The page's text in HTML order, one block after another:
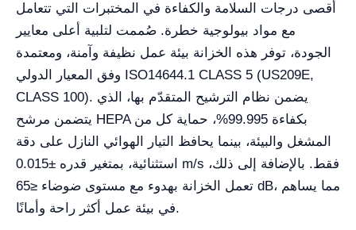
أقصى درجات السلامة والكفاءة في المختبرات التي تتعامل
مع مواد بيولوجية خطرة. صُممت لتلبية أعلى معايير
الجودة، توفر هذه الخزانة بيئة عمل نظيفة وآمنة، ومعتمدة
وفق المعيار الدولي ISO14644.1 CLASS 5 (US209E,
CLASS 100). يضمن نظام الترشيح المتقدّم بها، الذي
يتضمن مرشح HEPA بكفاءة 99.995%، حماية كل من
المشغل والبيئة، بينما يحافظ التيار الهوائي النازل على دقة
استثنائية، بمتغير قدره ±0.015 m/s فقط. بالإضافة إلى ذلك،
تعمل الخزانة بهدوء مع مستوى ضوضاء ≤65 dB، مما يساهم
في بيئة عمل أكثر راحة وأمانًا.